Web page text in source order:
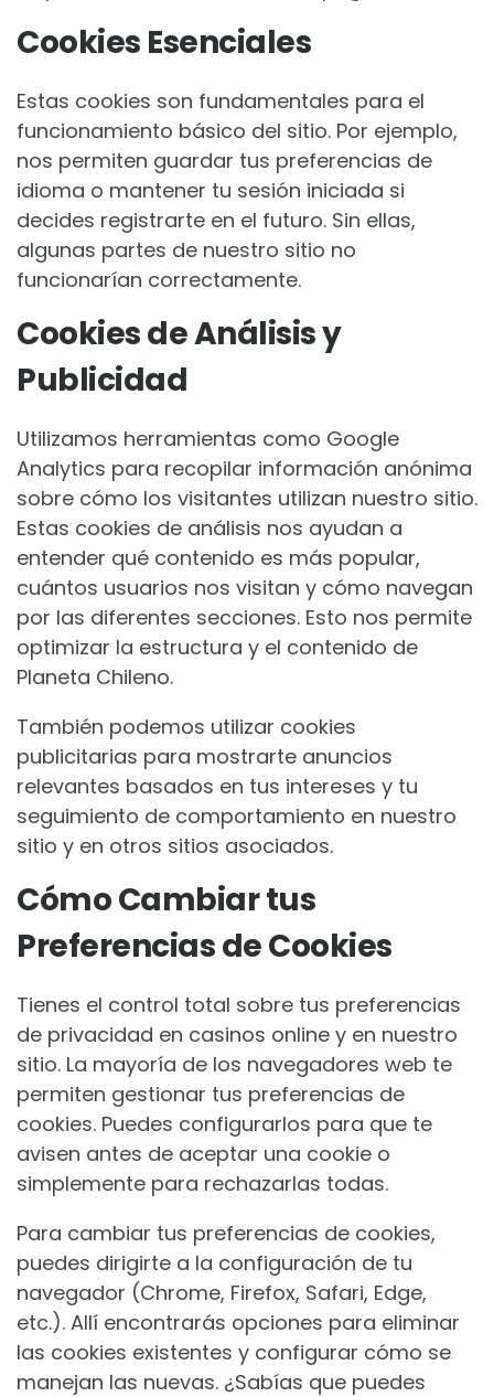
Cookies Esenciales
Estas cookies son fundamentales para el
funcionamiento básico del sitio. Por ejemplo,
nos permiten guardar tus preferencias de
idioma o mantener tu sesión iniciada si
decides registrarte en el futuro. Sin ellas,
algunas partes de nuestro sitio no
funcionarían correctamente.
Cookies de Análisis y
Publicidad
Utilizamos herramientas como Google
Analytics para recopilar información anónima
sobre cómo los visitantes utilizan nuestro sitio.
Estas cookies de análisis nos ayudan a
entender qué contenido es más popular,
cuántos usuarios nos visitan y cómo navegan
por las diferentes secciones. Esto nos permite
optimizar la estructura y el contenido de
Planeta Chileno.
También podemos utilizar cookies
publicitarias para mostrarte anuncios
relevantes basados en tus intereses y tu
seguimiento de comportamiento en nuestro
sitio y en otros sitios asociados.
Cómo Cambiar tus
Preferencias de Cookies
Tienes el control total sobre tus preferencias
de privacidad en casinos online y en nuestro
sitio. La mayoría de los navegadores web te
permiten gestionar tus preferencias de
cookies. Puedes configurarlos para que te
avisen antes de aceptar una cookie o
simplemente para rechazarlas todas.
Para cambiar tus preferencias de cookies,
puedes dirigirte a la configuración de tu
navegador (Chrome, Firefox, Safari, Edge,
etc.). Allí encontrarás opciones para eliminar
las cookies existentes y configurar cómo se
manejan las nuevas. ¿Sabías que puedes